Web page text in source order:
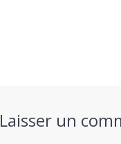
Laisser un